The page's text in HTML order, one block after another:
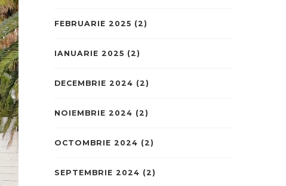
FEBRUARIE 2025 (2)
IANUARIE 2025 (2)
DECEMBRIE 2024 (2)
NOIEMBRIE 2024 (2)
OCTOMBRIE 2024 (2)
SEPTEMBRIE 2024 (2)